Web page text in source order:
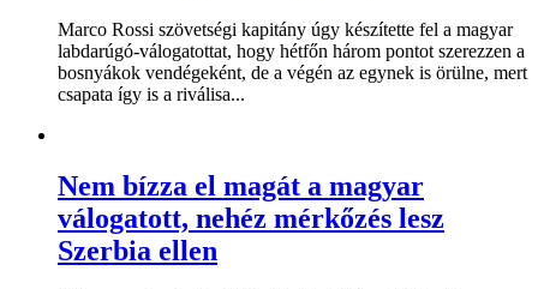
Marco Rossi szövetségi kapitány úgy készítette fel a magyar
labdarúgó-válogatottat, hogy hétfőn három pontot szerezzen a
bosnyákok vendégeként, de a végén az egynek is örülne, mert
csapata így is a riválisa...
Nem bízza el magát a magyar
válogatott, nehéz mérkőzés lesz
Szerbia ellen